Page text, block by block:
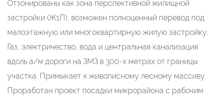
Отзонированы как зона перспективной жилищной
застройки (Ж1П), возможен полноценный перевод под
малоэтажную или многоквартирную жилую застройку.
Газ, электричество, вода и центральная канализация
вдоль а/м дороги на ЗМЗ в 300-х метрах от границы
участка. Примыкает к живописному лесному массиву.
Проработан проект посадки микрорайона с рабочим